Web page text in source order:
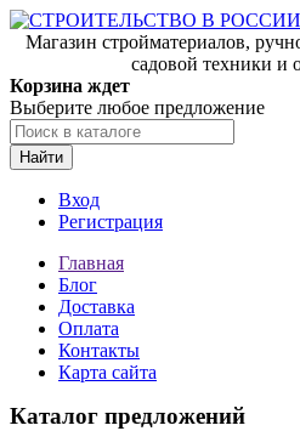
Магазин стройматериалов,
садовой техники и
Корзина ждет
Выберите любое предложение
Найти
Вход
Регистрация
Главная
Блог
Доставка
Оплата
Контакты
Карта сайта
Каталог предложений